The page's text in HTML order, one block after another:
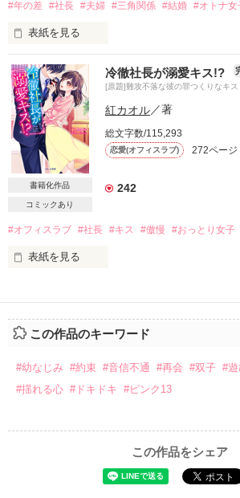
＊
2013/1/15
編集部オススメ作品にPick up！
＊
＊FC2ブログ掲載作品です＊
Thanks*
大迫環さま
2013/4/16
編集部オススメ作品にPick up！
＊
＊完全書き下ろし作品です＊
私、羽ばたけるようになれるかな
甘酸っぱい青春ラブストーリー
Start*2015/7/19
作品を読む
職場の社長にも男性並みの仕事を任されて
そんな由梨の前に
優しくしてくれる男の人が現れて……
陽佳.M様
上勝啓代様
月野咲桜様
田中潔子様
KAORI.09様
#年の差 #社長 #夫婦 #三角関係 #結婚 #オトナ女
表紙を見る
真中美亜（まなか みあ）25歳。精密機器部
ある日、父親の命令で突然、10歳年上の大
井凌祐（あさい りょうすけ）と結婚をする
凌祐と美亜は幼なじみだったが、年の差も
た。
に、凌祐の会社での勤務を命じられる
して！？
全てが納得出来ない美亜は、それでも渋々
そんな時、凌祐と秘書の唯香（ゆいか）と
思い始める。
祐から圭祐との仲を疑われ始め！？
凌祐の本当の気持ちと、圭祐の隠された気
書籍化作品
コミックあり
冷徹社長が溺愛キス!?
[原題]難攻不落な彼の罪つくりなキス
紅カオル／著
総文字数/115,293
恋愛(オフィスラブ) 272ページ
242
#オフィスラブ #社長 #キス #傲慢 #おっとり女子
表紙を見る
2017年3月　ベリーズ文庫より書籍化
こちらは改稿前のものになるため、誤字・
ご了承くださいませ。
＊＊＊＊＊＊＊
意図せずふたりきりになった山小屋で――
この作品のキーワード
#幼なじみ #約束 #音信不通 #再会 #双子 #遊
#揺れる心 #ドキドキ #ピンク13
この作品をシェア